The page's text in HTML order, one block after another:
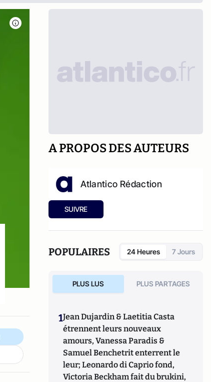
A PROPOS DES AUTEURS
Atlantico Rédaction
SUIVRE
POPULAIRES 24 Heures 7 Jours
PLUS LUS PLUS PARTAGES
1Jean Dujardin & Laetitia Casta
étrennent leurs nouveaux
amours, Vanessa Paradis &
Samuel Benchetrit enterrent le
leur; Leonardo di Caprio fond,
Victoria Beckham fait du brukini,